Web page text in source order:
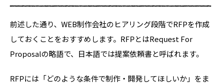
前述した通り、WEB制作会社のヒアリング段階でRFPを作成
しておくことをおすすめします。RFPとはRequest For
Proposalの略語で、日本語では提案依頼書と呼ばれます。
RFPには「どのような条件で制作・開発してほしいか」をま